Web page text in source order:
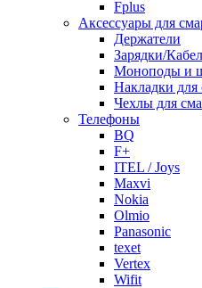
Fplus
Аксессуары для
Держатели
Зарядки/
Моноподы и
Накладки для
Чехлы для
Телефоны
BQ
F+
ITEL / Joys
Maxvi
Nokia
Olmio
Panasonic
texet
Vertex
Wifit